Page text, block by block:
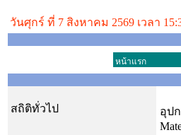
วันศุกร์ ที่ 7 สิงหาคม 2569 เวลา
หน้าแรก
สถิติทั่วไป
อุป